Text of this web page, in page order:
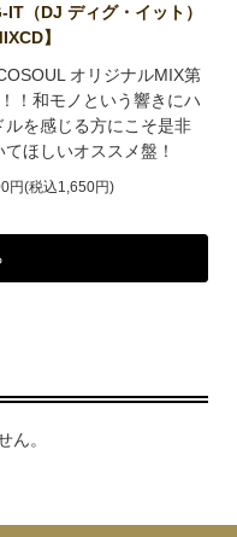
IT（DJ ディグ・イット）
】
オリジナルMIX第
！和モノという響きにハ
ルを感じる方にこそ是非
てほしいオススメ盤！
円(税込1,650円)
ん。